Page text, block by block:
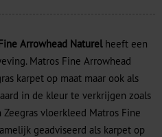
Arrowhead Naturelheeft een
Matros Fine Arrowhead
karpet op maat maar ook als
in de kleur te verkrijgen zoals
vloerkleed Matros Fine
geadviseerd als karpet op